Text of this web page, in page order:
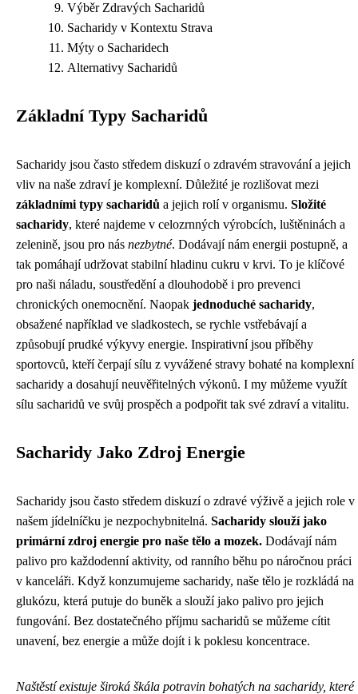
Výběr Zdravých Sacharidů
Sacharidy v Kontextu Strava
Mýty o Sacharidech
Alternativy Sacharidů
Základní Typy Sacharidů
Sacharidy jsou často středem diskuzí o zdravém stravování a jejich
vliv na naše zdraví je komplexní. Důležité je rozlišovat mezi
základními typy sacharidů a jejich rolí v organismu. Složité
sacharidy, které najdeme v celozrnných výrobcích, luštěninách a
zelenině, jsou pro nás nezbytné. Dodávají nám energii postupně, a
tak pomáhají udržovat stabilní hladinu cukru v krvi. To je klíčové
pro naši náladu, soustředění a dlouhodobě i pro prevenci
chronických onemocnění. Naopak jednoduché sacharidy,
obsažené například ve sladkostech, se rychle vstřebávají a
způsobují prudké výkyvy energie. Inspirativní jsou příběhy
sportovců, kteří čerpají sílu z vyvážené stravy bohaté na komplexní
sacharidy a dosahují neuvěřitelných výkonů. I my můžeme využít
sílu sacharidů ve svůj prospěch a podpořit tak své zdraví a vitalitu.
Sacharidy Jako Zdroj Energie
Sacharidy jsou často středem diskuzí o zdravé výživě a jejich role v
našem jídelníčku je nezpochybnitelná. Sacharidy slouží jako
primární zdroj energie pro naše tělo a mozek. Dodávají nám
palivo pro každodenní aktivity, od ranního běhu po náročnou práci
v kanceláři. Když konzumujeme sacharidy, naše tělo je rozkládá na
glukózu, která putuje do buněk a slouží jako palivo pro jejich
fungování. Bez dostatečného příjmu sacharidů se můžeme cítit
unavení, bez energie a může dojít i k poklesu koncentrace.
Naštěstí existuje široká škála potravin bohatých na sacharidy, které